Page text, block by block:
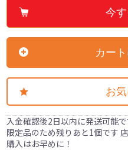
今
カー
お
入金確認後2日以内に発送可能
限定品のため残りあと1個です
購入はお早めに！